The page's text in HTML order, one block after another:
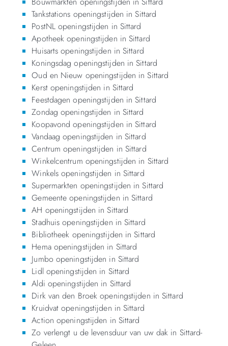
Tankstations openingstijden in Sittard
PostNL openingstijden in Sittard
Apotheek openingstijden in Sittard
Huisarts openingstijden in Sittard
Koningsdag openingstijden in Sittard
Oud en Nieuw openingstijden in Sittard
Kerst openingstijden in Sittard
Feestdagen openingstijden in Sittard
Zondag openingstijden in Sittard
Koopavond openingstijden in Sittard
Vandaag openingstijden in Sittard
Centrum openingstijden in Sittard
Winkelcentrum openingstijden in Sittard
Winkels openingstijden in Sittard
Supermarkten openingstijden in Sittard
Gemeente openingstijden in Sittard
AH openingstijden in Sittard
Stadhuis openingstijden in Sittard
Bibliotheek openingstijden in Sittard
Hema openingstijden in Sittard
Jumbo openingstijden in Sittard
Lidl openingstijden in Sittard
Aldi openingstijden in Sittard
Dirk van den Broek openingstijden in Sittard
Kruidvat openingstijden in Sittard
Action openingstijden in Sittard
Zo verlengt u de levensduur van uw dak in Sittard-